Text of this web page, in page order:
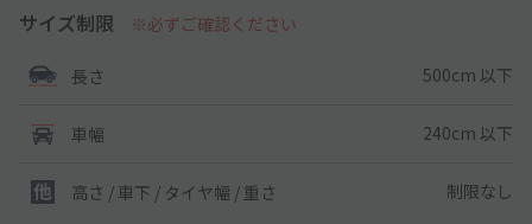
サイズ制限 ※必ずご確認ください
長さ 500cm 以下
車幅 240cm 以下
高さ / 車下 / タイヤ幅 / 重さ 制限なし